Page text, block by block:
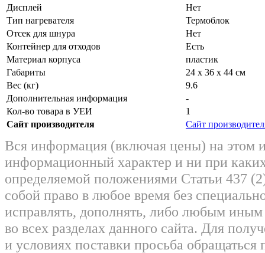
Дисплей
Нет
Тип нагревателя
Термоблок
Отсек для шнура
Нет
Контейнер для отходов
Есть
Материал корпуса
пластик
Габариты
24 х 36 х 44 см
Вес (кг)
9.6
Дополнительная информация
-
Кол-во товара в УЕИ
1
Сайт производителя
Сайт
Вся информация (включая цены) на этом
информационный характер и ни при
определяемой положениями Статьи 437
собой право в любое время без
исправлять, дополнять, либо любым
во всех разделах данного сайта. Для
и условиях поставки просьба